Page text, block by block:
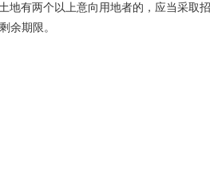
地有两个以上意向用地者的，应当采
余期限。